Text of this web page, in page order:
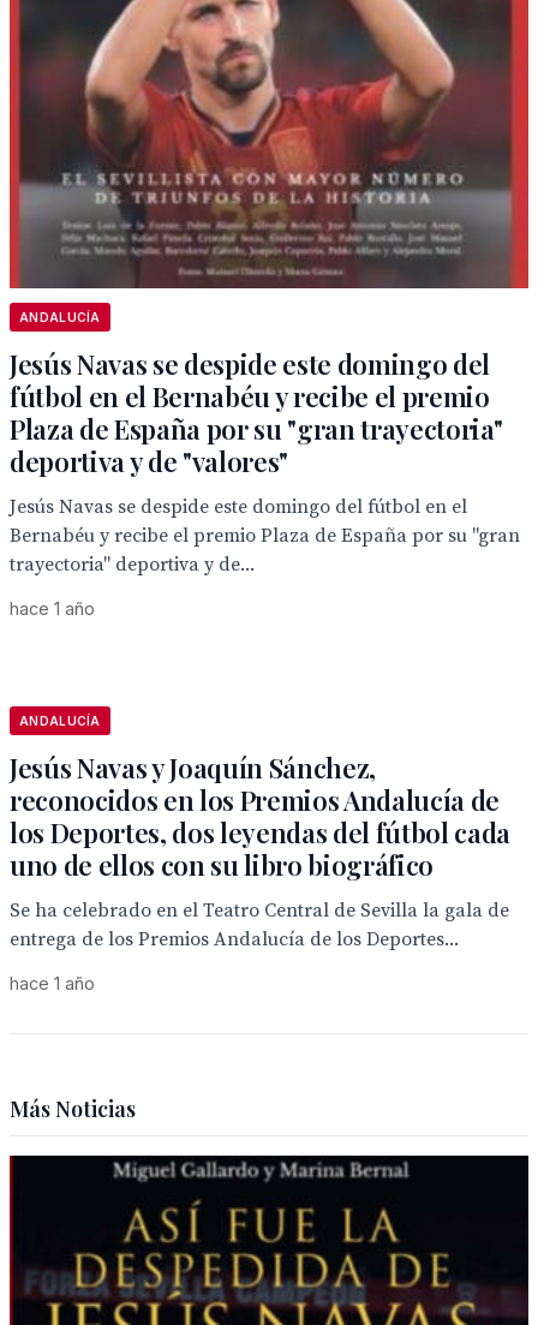
ANDALUCÍA
Jesús Navas se despide este domingo del
fútbol en el Bernabéu y recibe el premio
Plaza de España por su "gran trayectoria"
deportiva y de "valores"
Jesús Navas se despide este domingo del fútbol en el
Bernabéu y recibe el premio Plaza de España por su "gran
trayectoria" deportiva y de...
hace 1 año
ANDALUCÍA
Jesús Navas y Joaquín Sánchez,
reconocidos en los Premios Andalucía de
los Deportes, dos leyendas del fútbol cada
uno de ellos con su libro biográfico
Se ha celebrado en el Teatro Central de Sevilla la gala de
entrega de los Premios Andalucía de los Deportes...
hace 1 año
Más Noticias